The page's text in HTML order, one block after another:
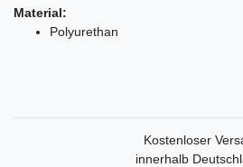
Material:
Polyurethan
Kostenloser
innerhalb